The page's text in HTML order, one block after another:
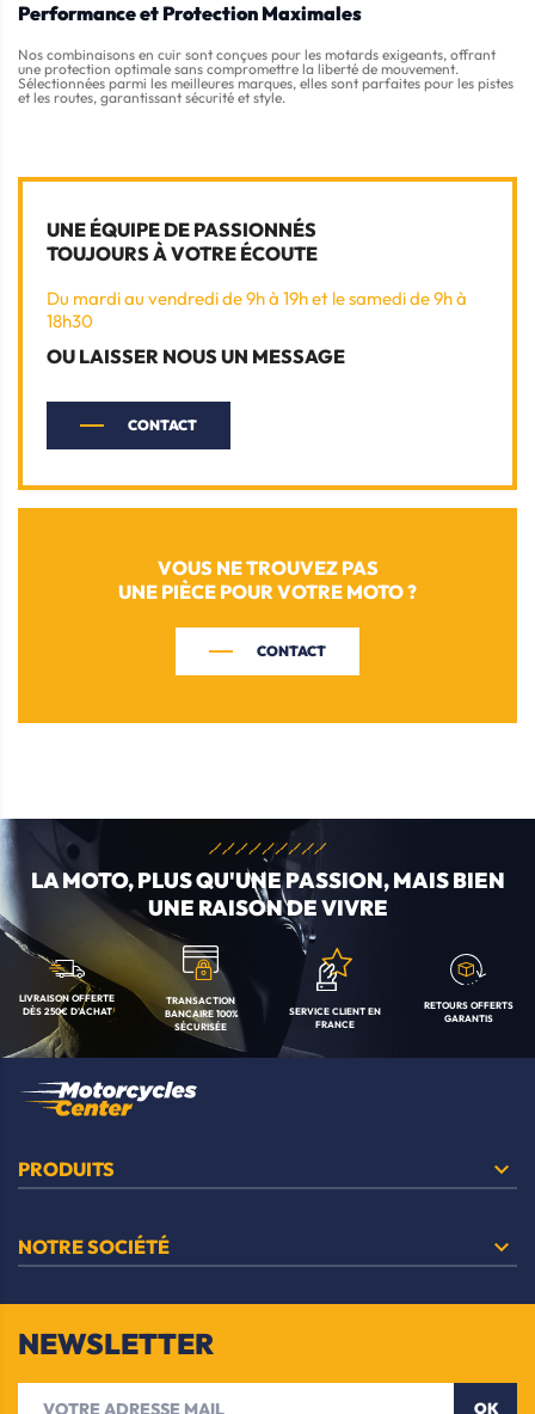
Performance et Protection Maximales
Nos combinaisons en cuir sont conçues pour les motards exigeants, offrant
une protection optimale sans compromettre la liberté de mouvement.
Sélectionnées parmi les meilleures marques, elles sont parfaites pour les pistes
et les routes, garantissant sécurité et style.
UNE ÉQUIPE DE PASSIONNÉS
TOUJOURS À VOTRE ÉCOUTE
Du mardi au vendredi de 9h à 19h et le samedi de 9h à
18h30
OU LAISSER NOUS UN MESSAGE
CONTACT
VOUS NE TROUVEZ PAS
UNE PIÈCE POUR VOTRE MOTO ?
CONTACT
LIVRAISON OFFERTE
DÈS 250€ D'ACHAT
TRANSACTION
BANCAIRE 100%
SÉCURISÉE
LA MOTO, PLUS QU'UNEPASSION, MAIS BIEN
UNE RAISON DE VIVRE
SERVICE CLIENT EN
FRANCE
RETOURS OFFERTS
GARANTIS
PRODUITS 
NOTRE SOCIÉTÉ 
NEWSLETTER
OK